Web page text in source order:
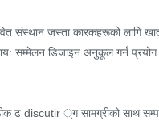
संस्थान जस्ता कारकहरूको लागि
सम्मेलन डिजाइन अनुकूल गर्न प्रयोग
ढ discutir ्ग सामग्रीको साथ